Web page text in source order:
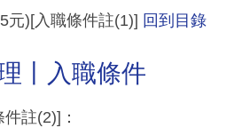
元)[入職條件註(1)] 回到目錄
丨入職條件
註(2)]：